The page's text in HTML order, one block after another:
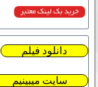
خرید بک لینک معتبر
دانلود فیلم
سایت میبینیم